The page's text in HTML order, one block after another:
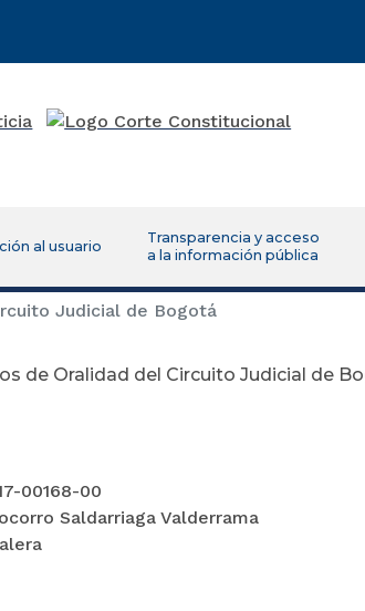
al usuario
Transparencia y acceso
a la información pública
Judicial de Bogotá
de Oralidad del Circuito Judicial de
00168-00
Saldarriaga Valderrama